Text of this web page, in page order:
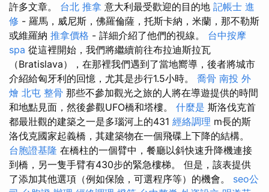
許多文章。 台北 推拿 意大利最受歡迎的目的地 記帳士 進
修 - 羅馬，威尼斯，佛羅倫薩，托斯卡納，米蘭，那不勒斯
或維羅納 推拿價格 - 詳細介紹了他們的視線。 台中按摩
spa 從這裡開始，我們將繼續前往布拉迪斯拉瓦
（Bratislava），在那裡我們遇到了當地嚮導，後者將城市
介紹給匈牙利的回憶，尤其是步行1.5小時。 喬骨 南投 外
燴 北屯 整骨 那些不參加觀光之旅的人將在導遊提供的時間
和地點見面，然後參觀UFO橋和塔樓。 什麼是 斯洛伐克首
都最壯觀的建築之一是多瑙河上的431 經絡調理 m長的斯
洛伐克國家起義橋，其建築物在一個飛碟上下降的結構。
台胞證基隆 在橋柱的一個臂中，餐廳以斜快速升降機連接
到橋，另一隻手臂有430步的緊急樓梯。 但是，該表提供
了添加其他選項（例如保險，可選程序等）的機會。 seo公